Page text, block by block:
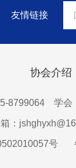
友情链接
协会介绍
8799064 学会
：
号